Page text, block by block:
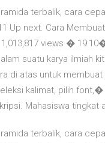
terbalik, cara
Up next. Cara
1,013,817 views �
suatu karya ilmiah
di atas untuk membuat
kalimat, pilih font,�
Mahasiswa tingkat
terbalik, cara